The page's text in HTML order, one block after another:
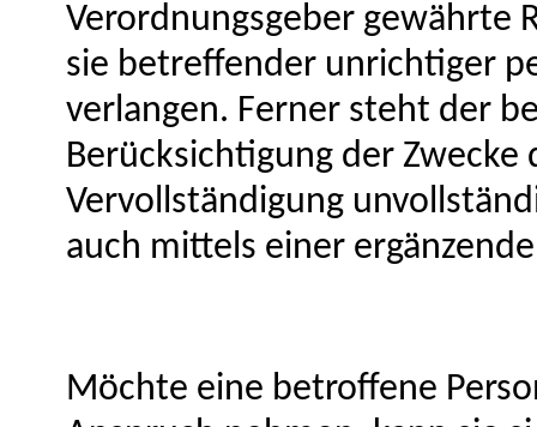
Verordnungsgeber gewährte
sie betreffender unrichtiger
verlangen. Ferner steht der
Berücksichtigung der Zwecke
Vervollständigung
auch mittels einer
Möchte eine betroffene